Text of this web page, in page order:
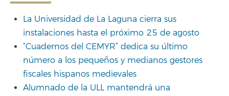
La Universidad de La Laguna cierra sus
instalaciones hasta el próximo 25 de agosto
“Cuadernos del CEMYR” dedica su último
número a los pequeños y medianos gestores
fiscales hispanos medievales
Alumnado de la ULL mantendrá una